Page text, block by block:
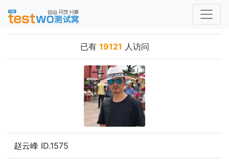
已有 19121 人访问
赵云峰 ID.1575